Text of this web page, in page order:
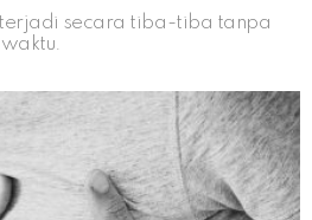
secara tiba-tiba tanpa